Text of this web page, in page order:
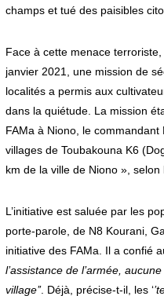
champs et tué des paisibles
Face à cette menace
janvier 2021, une mission de
localités a permis aux
dans la quiétude. La mission
FAMa à Niono, le
villages de Toubakouna K6
km de la ville de Niono », selon
L’initiative est saluée par les
porte-parole, de N8 Kourani,
initiative des FAMa. Il a confié
l’assistance de l’armée,
village’’. Déjà, précise-t-il, les ‘